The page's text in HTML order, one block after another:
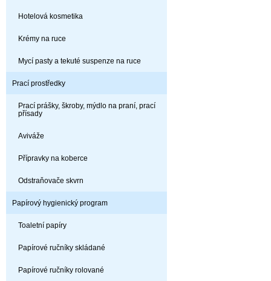
Hotelová kosmetika
Krémy na ruce
Mycí pasty a tekuté suspenze na ruce
Prací prostředky
Prací prášky, škroby, mýdlo na praní, prací
přísady
Aviváže
Přípravky na koberce
Odstraňovače skvrn
Papírový hygienický program
Toaletní papíry
Papírové ručníky skládané
Papírové ručníky rolované